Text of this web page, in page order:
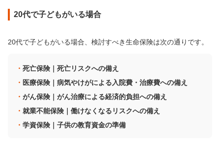
20代で子どもがいる場合
20代で子どもがいる場合、検討すべき生命保険は次の通りです。
死亡保険｜死亡リスクへの備え
医療保険｜病気やけがによる入院費・治療費への備え
がん保険｜がん治療による経済的負担への備え
就業不能保険｜働けなくなるリスクへの備え
学資保険｜子供の教育資金の準備